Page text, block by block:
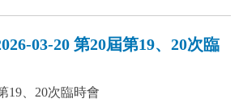
03-20 第20屆第19、20次臨
19、20次臨時會